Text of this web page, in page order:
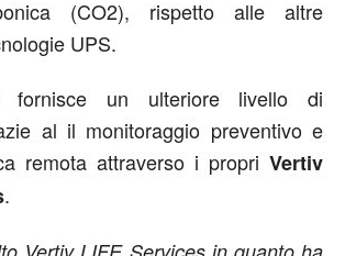
(CO2), rispetto alle altre
UPS.
fornisce un ulteriore livello di
al il monitoraggio preventivo e
remota attraverso i propri Vertiv
.